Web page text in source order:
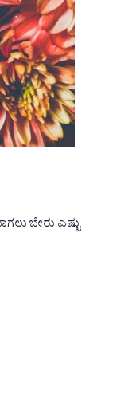
ಬೇರು ಎಷ್ಟು